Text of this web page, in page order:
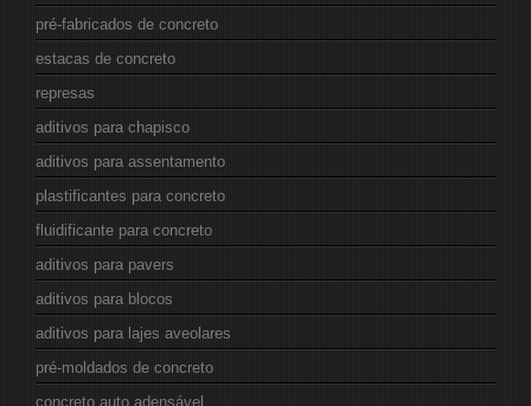
pré-fabricados de concreto
estacas de concreto
represas
aditivos para chapisco
aditivos para assentamento
plastificantes para concreto
fluidificante para concreto
aditivos para pavers
aditivos para blocos
aditivos para lajes aveolares
pré-moldados de concreto
concreto auto adensável